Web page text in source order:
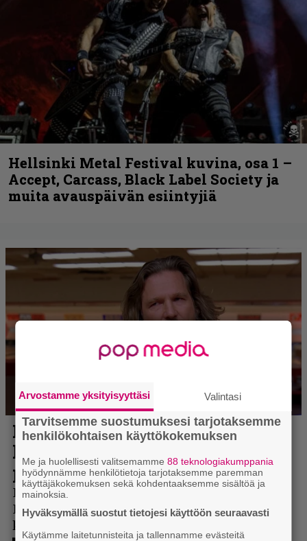
Hellsinki Metal Festival kuvina, osa 1 –
Accept, Carcass, Black Label Society ja
muita avauspäivän esiintyjiä
Arvostamme yksityisyyttäsi Valintasi
Tarvitsemme suostumuksesi tarjotaksemme
henkilökohtaisen käyttökokemuksen
Me ja huolellisesti valitsemamme88 teknologiakumppania
hyödynnämme henkilötietoja tarjotaksemme paremman
käyttäjäkokemuksen sekä kohdentaaksemme sisältöä ja
mainoksia.
Hyväksymällä suostut tietojesi käyttöön seuraavasti
Käytämme laitetunnisteita ja tallennamme evästeitä